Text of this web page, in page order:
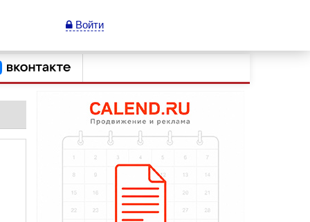
Войти